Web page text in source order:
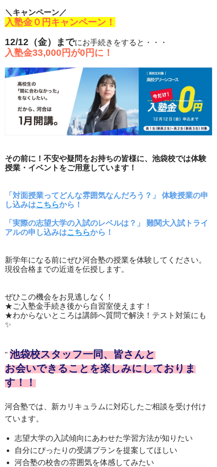
＼キャンペーン／
入塾金０円キャンペーン！
12/12（金）までにお手続きをすると・・・
入塾金33,000円が0円に！
その前に！不安や疑問をお持ちの皆様に、池袋校では体験
授業・イベントをご用意しています！
「対面授業ってどんな雰囲気なんだろう？」 体験授業の申
し込みはこちらから！
「実際の志望大学の入試のレベルは？」 難関大入試トライ
アルの申し込みはこちらから！
新学年になる前にぜひ河合塾の授業を体験してください。
現役合格までの近道を伝授します。
ぜひこの機会をお見逃しなく！
★ご入塾金手続き後から自習室使えます！
★わからないところは講師へ質問で解決！テスト対策にも
✨
" 池袋校スタッフ一同、皆さんと
お会いできることを楽しみにしておりま
す！！
河合塾では、新カリキュラムに対応したご相談を受け付け
ています。
志望大学の入試傾向にあわせた学習方法が知りたい
自分にぴったりの受講プランを提案してほしい
河合塾の校舎の雰囲気を体感してみたい